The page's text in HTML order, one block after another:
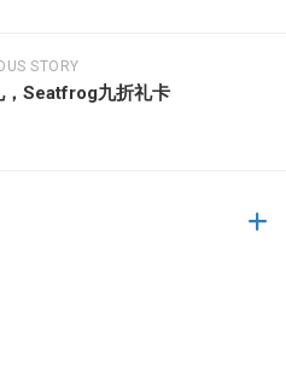
STORY
Seatfrog九折礼卡